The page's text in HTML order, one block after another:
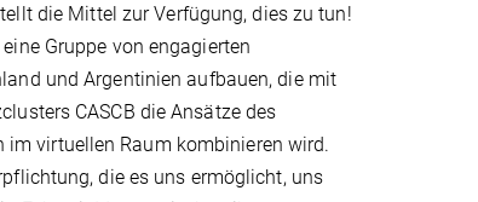
die Mittel zur Verfügung, dies zu tun!
Gruppe von engagierten
und Argentinien aufbauen, die mit
CASCB die Ansätze des
virtuellen Raum kombinieren wird.
die es uns ermöglicht, uns